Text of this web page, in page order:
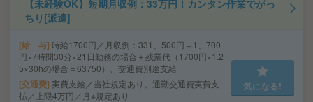
【未経験OK】短期月収例：33万円！カンタン作業でがっ
ちり[派遣]
給 与 時給1700円／月収例：331、500円＝1、700
円×7時間30分×21日勤務の場合＋残業代（1700円×1.2
5×30hの場合＝63750）、交通費別途支給
交通費 実費支給／当社規定あり。通勤交通費実費支
払／上限4万円／月※規定あり
気になる!